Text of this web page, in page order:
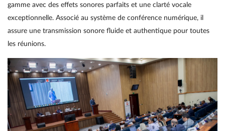
gamme avec des effets sonores parfaits et une clarté vocale
exceptionnelle. Associé au système de conférence numérique, il
assure une transmission sonore fluide et authentique pour toutes
les réunions.